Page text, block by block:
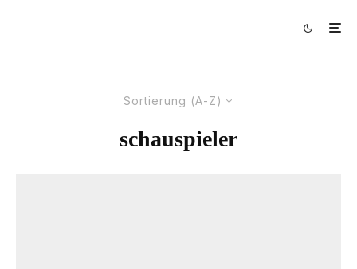
Sortierung (A-Z)
schauspieler